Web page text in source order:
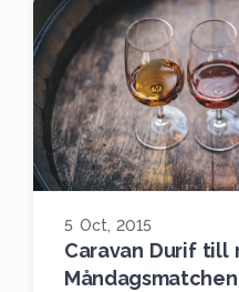
5 Oct, 2015
Caravan Durif till
Måndagsmatchen